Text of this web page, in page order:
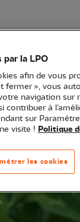
est une plante
par la LPO
afin de vous
fermer », vous
navigation sur
contribuer à
sur
visite ! Politique
les cookies